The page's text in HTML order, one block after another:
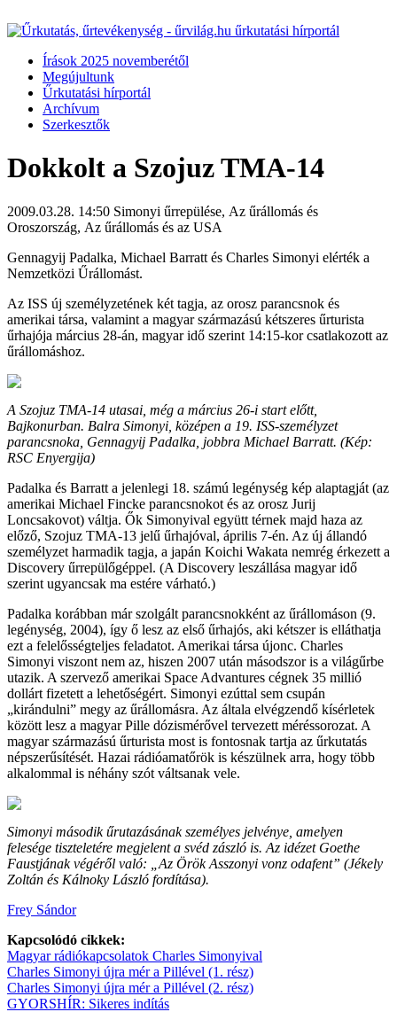
Írások 2025 novemberétől
Megújultunk
Űrkutatási hírportál
Archívum
Szerkesztők
Dokkolt a Szojuz TMA-14
2009.03.28. 14:50 Simonyi űrrepülése, Az űrállomás és
Oroszország, Az űrállomás és az USA
Gennagyij Padalka, Michael Barratt és Charles Simonyi elérték a
Nemzetközi Űrállomást.
Az ISS új személyzetének két tagja, az orosz parancsnok és
amerikai társa, valamint a magyar származású kétszeres űrturista
űrhajója március 28-án, magyar idő szerint 14:15-kor csatlakozott az
űrállomáshoz.
A Szojuz TMA-14 utasai, még a március 26-i start előtt,
Bajkonurban. Balra Simonyi, középen a 19. ISS-személyzet
parancsnoka, Gennagyij Padalka, jobbra Michael Barratt. (Kép:
RSC Enyergija)
Padalka és Barratt a jelenlegi 18. számú legénység kép alaptagját (az
amerikai Michael Fincke parancsnokot és az orosz Jurij
Loncsakovot) váltja. Ők Simonyival együtt térnek majd haza az
előző, Szojuz TMA-13 jelű űrhajóval, április 7-én. Az új állandó
személyzet harmadik tagja, a japán Koichi Wakata nemrég érkezett a
Discovery űrrepülőgéppel. (A Discovery leszállása magyar idő
szerint ugyancsak ma estére várható.)
Padalka korábban már szolgált parancsnokként az űrállomáson (9.
legénység, 2004), így ő lesz az első űrhajós, aki kétszer is elláthatja
ezt a felelősségteljes feladatot. Amerikai társa újonc. Charles
Simonyi viszont nem az, hiszen 2007 után másodszor is a világűrbe
utazik. A szervező amerikai Space Advantures cégnek 35 millió
dollárt fizetett a lehetőségért. Simonyi ezúttal sem csupán
„kirándulni” megy az űrállomásra. Az általa elvégzendő kísérletek
között lesz a magyar Pille dózismérővel tervezett méréssorozat. A
magyar származású űrturista most is fontosnak tartja az űrkutatás
népszerűsítését. Hazai rádióamatőrök is készülnek arra, hogy több
alkalommal is néhány szót váltsanak vele.
Simonyi második űrutazásának személyes jelvénye, amelyen
felesége tiszteletére megjelent a svéd zászló is. Az idézet Goethe
Faustjának végéről való: „Az Örök Asszonyi vonz odafent” (Jékely
Zoltán és Kálnoky László fordítása).
Frey Sándor
Kapcsolódó cikkek:
Magyar rádiókapcsolatok Charles Simonyival
Charles Simonyi újra mér a Pillével (1. rész)
Charles Simonyi újra mér a Pillével (2. rész)
GYORSHÍR: Sikeres indítás